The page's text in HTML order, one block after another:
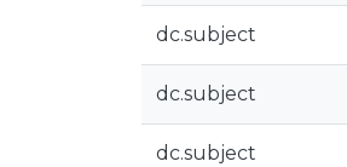
dc.subject
dc.subject
dc.subject